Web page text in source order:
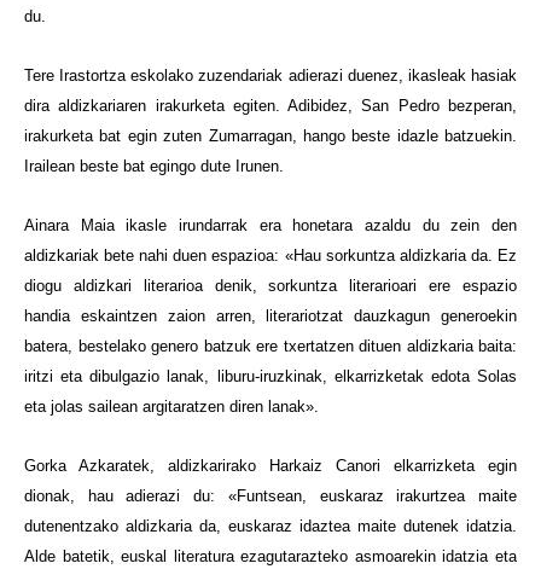
du.
Tere Irastortza eskolako zuzendariak adierazi duenez, ikasleak hasiak
dira aldizkariaren irakurketa egiten. Adibidez, San Pedro bezperan,
irakurketa bat egin zuten Zumarragan, hango beste idazle batzuekin.
Irailean beste bat egingo dute Irunen.
Ainara Maia ikasle irundarrak era honetara azaldu du zein den
aldizkariak bete nahi duen espazioa: «Hau sorkuntza aldizkaria da. Ez
diogu aldizkari literarioa denik, sorkuntza literarioari ere espazio
handia eskaintzen zaion arren, literariotzat dauzkagun generoekin
batera, bestelako genero batzuk ere txertatzen dituen aldizkaria baita:
iritzi eta dibulgazio lanak, liburu-iruzkinak, elkarrizketak edota Solas
eta jolas sailean argitaratzen diren lanak».
Gorka Azkaratek, aldizkarirako Harkaiz Canori elkarrizketa egin
dionak, hau adierazi du: «Funtsean, euskaraz irakurtzea maite
dutenentzako aldizkaria da, euskaraz idaztea maite dutenek idatzia.
Alde batetik, euskal literatura ezagutarazteko asmoarekin idatzia eta